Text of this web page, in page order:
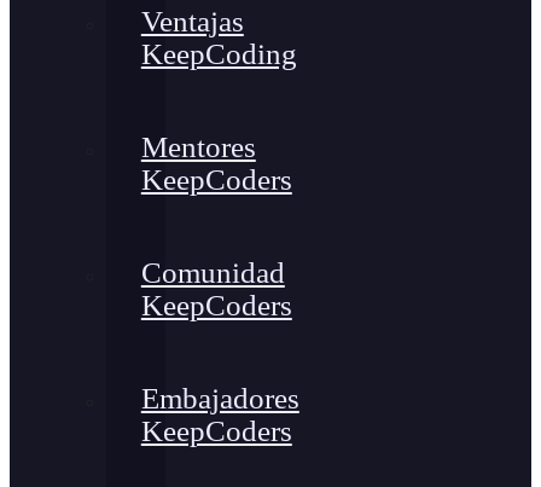
Ventajas
KeepCoding
Mentores
KeepCoders
Comunidad
KeepCoders
Embajadores
KeepCoders